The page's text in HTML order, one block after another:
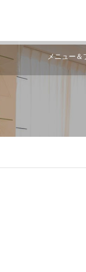
メニュー＆